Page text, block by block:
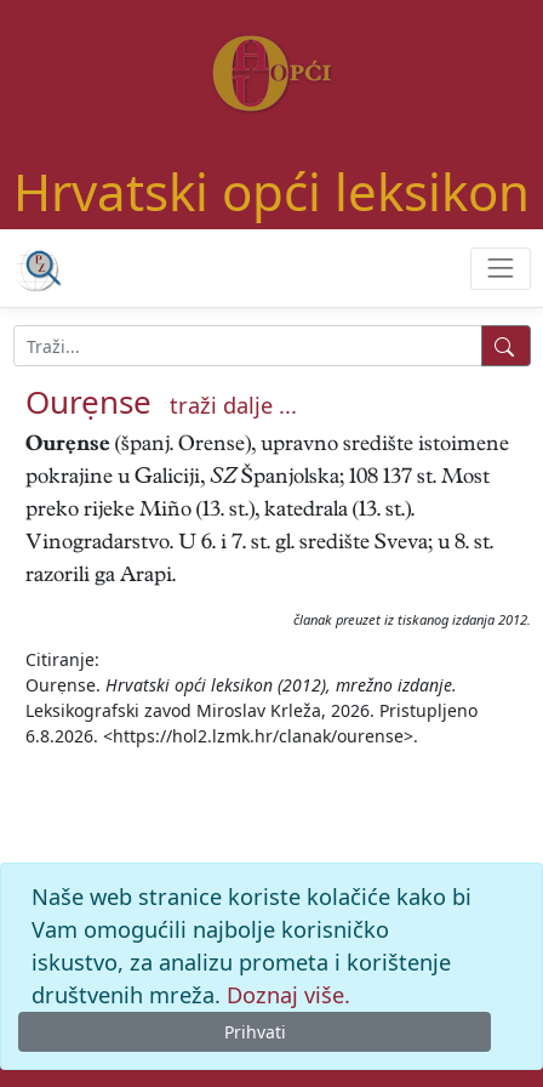
Hrvatski opći leksikon
Ourẹnse traži dalje ...
Ourẹnse (španj. Orense), upravno središte istoimene
pokrajine u Galiciji, SZ Španjolska; 108 137 st. Most
preko rijeke Miño (13. st.), katedrala (13. st.).
Vinogradarstvo. U 6. i 7. st. gl. središte Sveva; u 8. st.
razorili ga Arapi.
članak preuzet iz tiskanog izdanja 2012.
Citiranje:
Ourẹnse. Hrvatski opći leksikon (2012), mrežno izdanje.
Leksikografski zavod Miroslav Krleža, 2026. Pristupljeno
6.8.2026. <https://hol2.lzmk.hr/clanak/ourense>.
Naše web stranice koriste kolačiće kako bi
Vam omogućili najbolje korisničko
iskustvo, za analizu prometa i korištenje
društvenih mreža. Doznaj više.
Prihvati
© 2026. -Leksikografski zavodMiroslav Krleža